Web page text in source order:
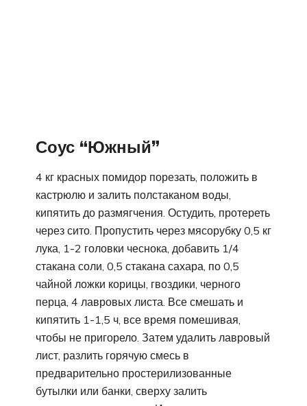
Соус “Южный”
4 кг красных помидор порезать, положить в
кастрюлю и залить полстаканом воды,
кипятить до размягчения. Остудить, протереть
через сито. Пропустить через мясорубку 0,5 кг
лука, 1-2 головки чеснока, добавить 1/4
стакана соли, 0,5 стакана сахара, по 0,5
чайной ложки корицы, гвоздики, черного
перца, 4 лавровых листа. Все смешать и
кипятить 1-1,5 ч, все время помешивая,
чтобы не пригорело. Затем удалить лавровый
лист, разлить горячую смесь в
предварительно простерилизованные
бутылки или банки, сверху залить